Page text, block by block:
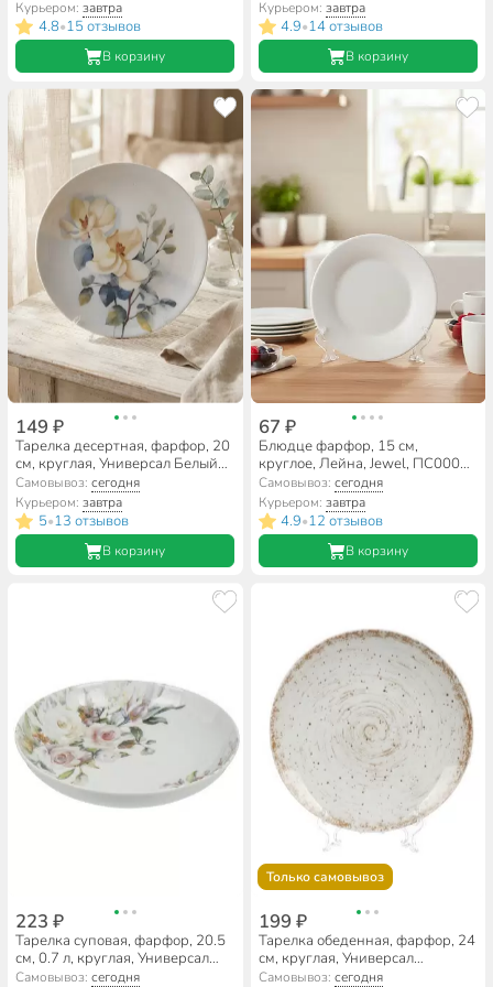
Курьером:завтра
4.8•15 отзывов
В корзину
фарфоровый завод,
3С2282Ф34
Курьером: завтра
4.9•14 отзывов
В корзину
149 ₽
Тарелка десертная, фарфор, 20
см, круглая, Универсал Белый
шиповник, Добрушский
фарфоровый завод,
3С2254Ф34
Самовывоз:сегодня
Курьером:завтра
5•13 отзывов
В корзину
67 ₽
Блюдце фарфор, 15 см,
круглое, Лейна, Jewel, ПС0001-
37, белое
Самовывоз: сегодня
Курьером: завтра
4.9•12 отзывов
В корзину
223 ₽
Тарелка суповая, фарфор, 20.5
см, 0.7 л, круглая, Универсал
Верона, Добрушский
Самовывоз:сегодня
Только самовывоз
199 ₽
Тарелка обеденная, фарфор, 24
см, круглая, Универсал
Галактика, Добрушский
Самовывоз: сегодня